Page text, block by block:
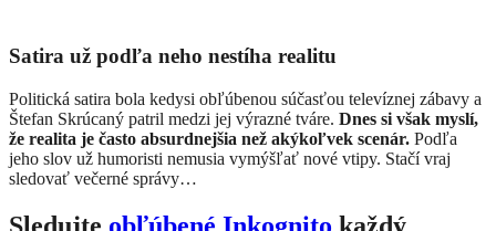
Satira už podľa neho nestíha realitu
Politická satira bola kedysi obľúbenou súčasťou televíznej zábavy a
Štefan Skrúcaný patril medzi jej výrazné tváre. Dnes si však myslí,
že realita je často absurdnejšia než akýkoľvek scenár. Podľa
jeho slov už humoristi nemusia vymýšľať nové vtipy. Stačí vraj
sledovať večerné správy…